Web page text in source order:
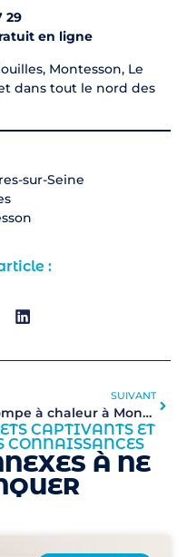
29
en ligne
Montesson, Le
dans tout le nord des
sur-Seine
:
SUIVANT
Pompe à chaleur à Montigny-lès-Cormeilles (95370) : Votre solution pour un confort thermique durable
CAPTIVANTS ET
CONNAISSANCES
À NE